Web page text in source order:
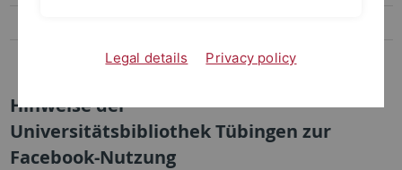
Datenschutzerklärung
Hinweise der
Universitätsbibliothek Tübingen zur
Facebook-Nutzung
Legal details Privacy policy